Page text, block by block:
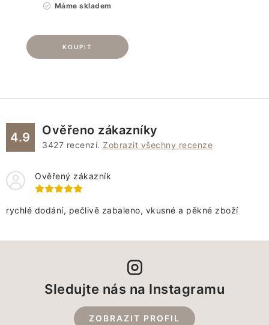
Máme skladem
4.9 Ověřeno zákazníky
3427 recenzí. Zobrazit všechny recenze
Ověřený zákazník
rychlé dodání, pečlivě zabaleno, vkusné a pěkné zboží
Sledujte nás na Instagramu
ZOBRAZIT PROFIL